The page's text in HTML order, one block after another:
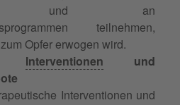
und an
teilnehmen,
Opfer erwogen wird.
Interventionen und
Interventionen und